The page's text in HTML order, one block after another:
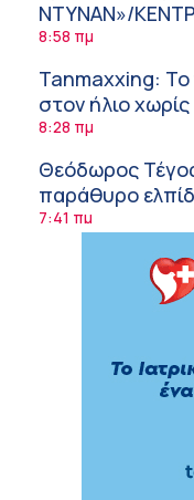
ΝΤΥΝΑΝ»/
8:58 πμ
Tanmaxxing: To
στον ήλιο
8:28 πμ
Θεόδωρος
παράθυρο
ασθενείς μέσω
7:41 πμ
Ασφάλεια στο
από τον
Εκπαίδευση
της σύγχρονης
Hospital):